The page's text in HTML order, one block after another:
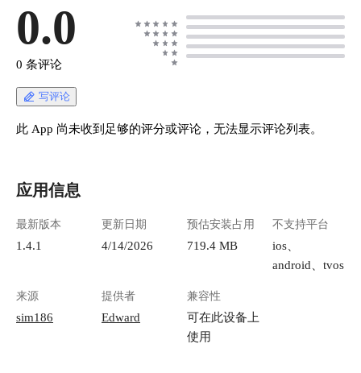
0.0
0 条评论
写评论
此 App 尚未收到足够的评分或评论，无法显示评论列表。
应用信息
最新版本
1.4.1
更新日期
4/14/2026
预估安装占用
719.4 MB
不支持平台
ios、
android、tvos
来源
sim186
提供者
Edward
兼容性
可在此设备上
使用